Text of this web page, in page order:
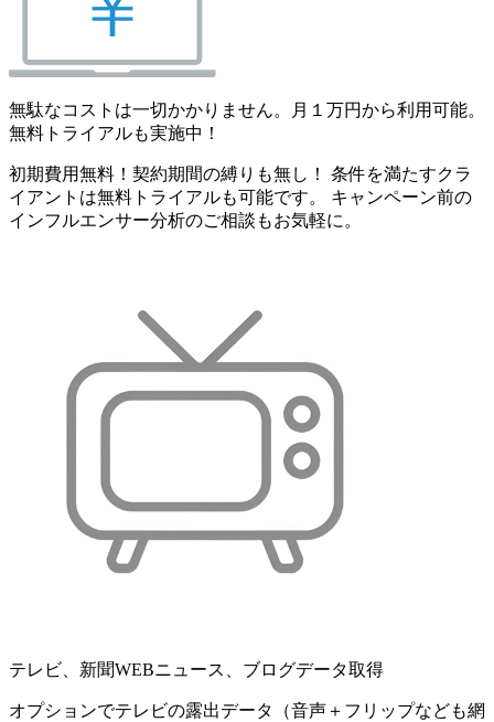
無駄なコストは一切かかりません。月１万円から利用可能。
無料トライアルも実施中！
初期費用無料！契約期間の縛りも無し！ 条件を満たすクラ
イアントは無料トライアルも可能です。 キャンペーン前の
インフルエンサー分析のご相談もお気軽に。
テレビ、新聞WEBニュース、ブログデータ取得
オプションでテレビの露出データ（音声＋フリップなども網